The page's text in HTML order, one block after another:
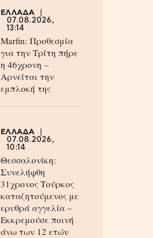
ΕΛΛΑΔΑ
07.08.2026,
13:14
Marfin: Προθεσμία
για την Τρίτη πήρε
η 46χρονη –
Aρνείται την
εμπλοκή της
ΕΛΛΑΔΑ
07.08.2026,
10:14
Θεσσαλονίκη:
Συνελήφθη
31χρονος Τούρκος
καταζητούμενος με
ερυθρά αγγελία –
Εκκρεμούσε ποινή
άνω των 12 ετών